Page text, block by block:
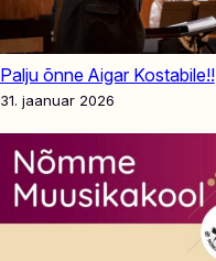
Palju õnne Aigar Kostabile!!
31. jaanuar 2026